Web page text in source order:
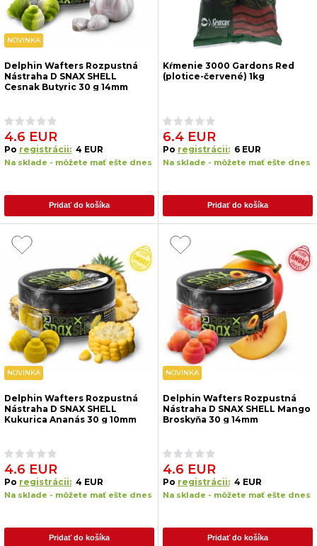
NOVINKA
Delphin Wafters Rozpustná
Nástraha D SNAX SHELL
Cesnak Butyric 30 g 14mm
4.6 EUR
Po registrácii: 4 EUR
Na sklade - môžete mať ešte dnes
Pridať do košíka
Kŕmenie 3000 Gardons Red
(plotice-červené) 1kg
6.4 EUR
Po registrácii: 6 EUR
Na sklade - môžete mať ešte dnes
Pridať do košíka
NOVINKA
Delphin Wafters Rozpustná
Nástraha D SNAX SHELL
Kukurica Ananás 30 g 10mm
4.6 EUR
Po registrácii: 4 EUR
Na sklade - môžete mať ešte dnes
Pridať do košíka
NOVINKA
Delphin Wafters Rozpustná
Nástraha D SNAX SHELL Mango
Broskyňa 30 g 14mm
4.6 EUR
Po registrácii: 4 EUR
Na sklade - môžete mať ešte dnes
Pridať do košíka